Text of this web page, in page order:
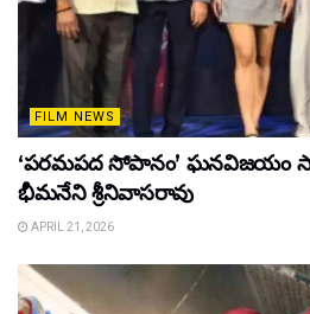
FILM NEWS
‘పరమపద సోపానం’ ఘనవిజయం
భీమనేని శ్రీనివాసరావు
APRIL 21, 2026